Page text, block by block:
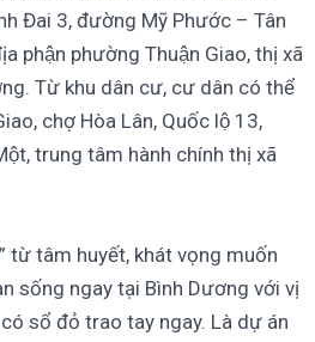
Đai 3, đường Mỹ Phước – Tân
phận phường Thuận Giao, thị xã
Từ khu dân cư, cư dân có thể
chợ Hòa Lân, Quốc lộ 13,
trung tâm hành chính thị xã
từ tâm huyết, khát vọng muốn
sống ngay tại Bình Dương với vị
sổ đỏ trao tay ngay. Là dự án